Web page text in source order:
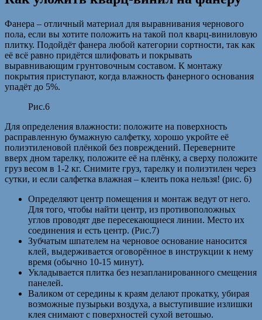
Фанера – отличный материал для выравнивания чернового
пола, если вы хотите положить на такой пол кварц-виниловую
плитку. Подойдёт фанера любой категории сортности, так как
её всё равно придётся шлифовать и покрывать
выравнивающим грунтовочным составом. К монтажу
покрытия приступают, когда влажность фанерного основания
упадёт до 5%.
Рис.6
Для определения влажности: положите на поверхность
расправленную бумажную салфетку, хорошо укройте её
полиэтиленовой плёнкой без повреждений. Переверните
вверх дном тарелку, положите её на плёнку, а сверху положите
груз весом в 1-2 кг. Снимите груз, тарелку и полиэтилен через
сутки, и если салфетка влажная – клеить пока нельзя! (рис. 6)
Определяют центр помещения и монтаж ведут от него.
Для того, чтобы найти центр, из противоположных
углов проводят две пересекающиеся линии. Место их
соединения и есть центр. (Рис.7)
Зубчатым шпателем на черновое основание наносится
клей, выдерживается оговорённое в инструкции к нему
время (обычно 10-15 минут).
Укладывается плитка без незапланированного смещения
панелей.
Валиком от середины к краям делают прокатку, убирая
возможные пузырьки воздуха, а выступившие излишки
клея снимают с поверхностей сухой ветошью.